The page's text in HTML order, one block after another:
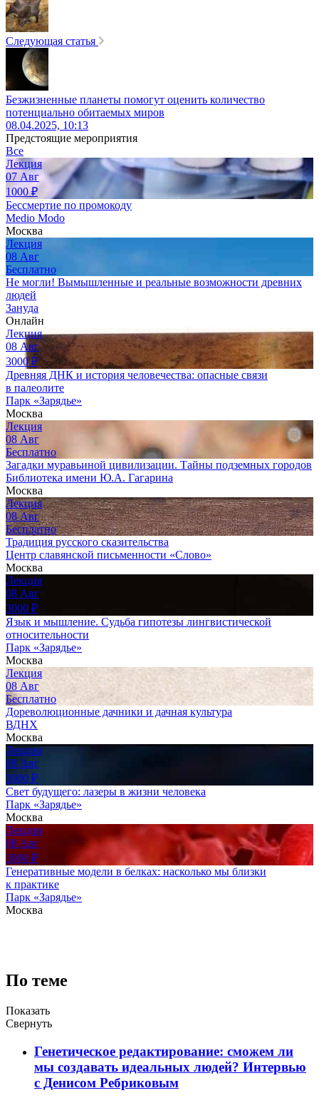
Следующая статья
Безжизненные планеты помогут оценить количество
потенциально обитаемых миров
08.04.2025, 10:13
Предстоящие мероприятия
Все
Лекция
07 Авг
1000₽
Бессмертие по промокоду
Medio Modo
Москва
Лекция
08 Авг
Бесплатно
Не могли! Вымышленные и реальные возможности древних
людей
Зануда
Онлайн
Лекция
08 Авг
3000₽
Древняя ДНК и история человечества: опасные связи
в палеолите
Парк «Зарядье»
Москва
Лекция
08 Авг
Бесплатно
Загадки муравьиной цивилизации. Тайны подземных городов
Библиотека имени Ю.А. Гагарина
Москва
Лекция
08 Авг
Бесплатно
Традиция русского сказительства
Центр славянской письменности «Слово»
Москва
Лекция
08 Авг
3000 ₽
Язык и мышление. Судьба гипотезы лингвистической
относительности
Парк «Зарядье»
Москва
Лекция
08 Авг
Бесплатно
Дореволюционные дачники и дачная культура
ВДНХ
Москва
Лекция
08 Авг
3000 ₽
Свет будущего: лазеры в жизни человека
Парк «Зарядье»
Москва
Лекция
08 Авг
3000 ₽
Генеративные модели в белках: насколько мы близки
к практике
Парк «Зарядье»
Москва
По теме
Показать
Свернуть
Генетическое редактирование: сможем ли
мы создавать идеальных людей? Интервью
с Денисом Ребриковым